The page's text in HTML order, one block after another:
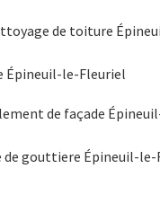
de toiture
Épineuil-le-Fleuriel
de façade
de gouttiere Épineuil-le-